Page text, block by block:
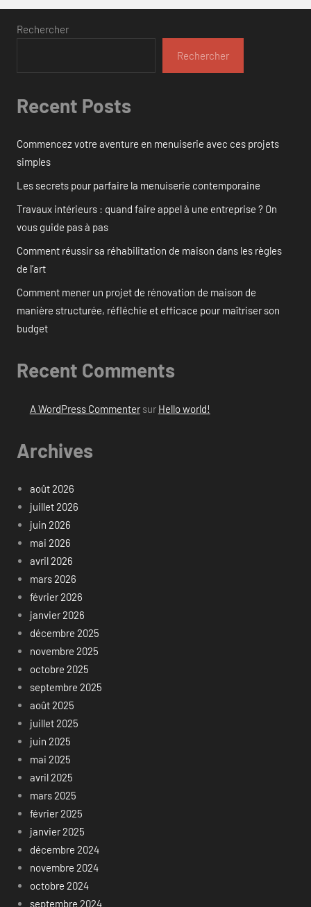
Rechercher
Rechercher
Recent Posts
Commencez votre aventure en menuiserie avec ces projets
simples
Les secrets pour parfaire la menuiserie contemporaine
Travaux intérieurs : quand faire appel à une entreprise ? On
vous guide pas à pas
Comment réussir sa réhabilitation de maison dans les règles
de l’art
Comment mener un projet de rénovation de maison de
manière structurée, réfléchie et efficace pour maîtriser son
budget
Recent Comments
A WordPress Commentersur Hello world!
Archives
août 2026
juillet 2026
juin 2026
mai 2026
avril 2026
mars 2026
février 2026
janvier 2026
décembre 2025
novembre 2025
octobre 2025
septembre 2025
août 2025
juillet 2025
juin 2025
mai 2025
avril 2025
mars 2025
février 2025
janvier 2025
décembre 2024
novembre 2024
octobre 2024
septembre 2024